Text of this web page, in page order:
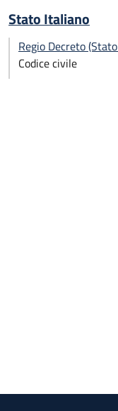
Stato Italiano
Regio Decreto
Codice civile